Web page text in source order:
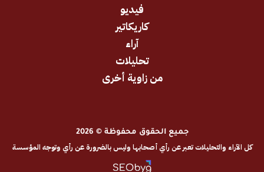
من زاوية أخرى
جميع الحقوق محفوظة © 2026
تعبر عن رأي أصحابها وليس بالضرورة عن رأي وتوجه المؤسسة